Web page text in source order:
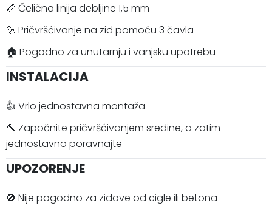
📏 Čelična linija debljine 1,5 mm
🔩 Pričvršćivanje na zid pomoću 3 čavla
🏠 Pogodno za unutarnju i vanjsku upotrebu
INSTALACIJA
👍 Vrlo jednostavna montaža
🔨 Započnite pričvršćivanjem sredine, a zatim
jednostavno poravnajte
UPOZORENJE
🚫 Nije pogodno za zidove od cigle ili betona